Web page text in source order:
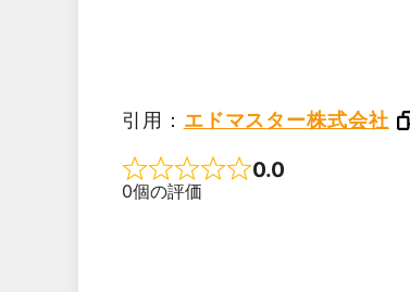
引用： エドマスター株式会社
Rated 0 out of 5
0.0
0個の評価